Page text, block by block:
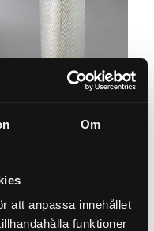
Om
att anpassa innehållet
funktioner
25352